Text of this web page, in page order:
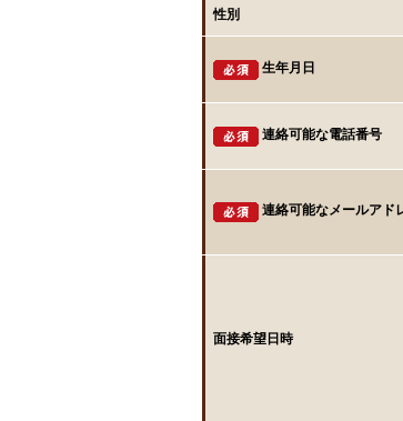
性別
生年月日
連絡可能な電話番号
連絡可能なメールアド
面接希望日時